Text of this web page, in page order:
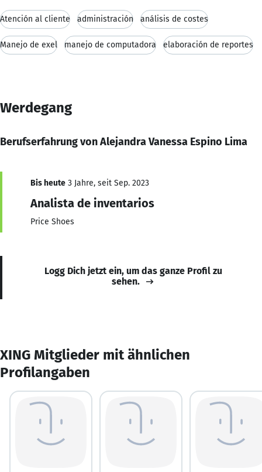
Atención al cliente administración análisis de costes
Manejo de exel manejo de computadora elaboración de reportes
Werdegang
Berufserfahrung von Alejandra Vanessa Espino Lima
Bis heute 3 Jahre, seit Sep. 2023
Analista de inventarios
Price Shoes
Logg Dich jetzt ein, um das ganze Profil zu
sehen.
XING Mitglieder mit ähnlichen
Profilangaben